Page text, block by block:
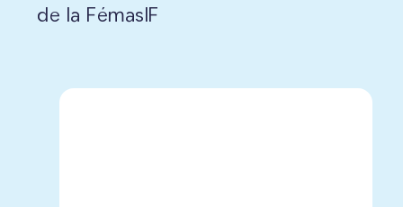
de la FémasIF